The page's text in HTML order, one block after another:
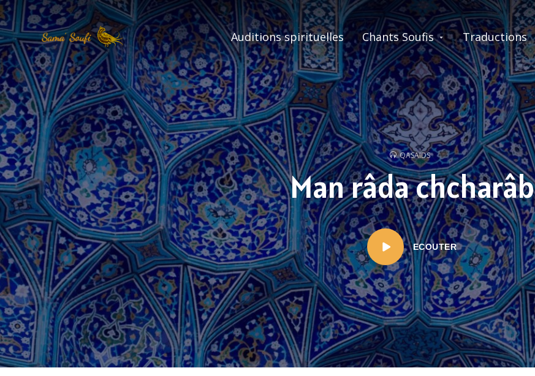
Auditions spirituelles Chants Soufis Traductions
QASAIDS
Man râda chcharâb
ECOUTER